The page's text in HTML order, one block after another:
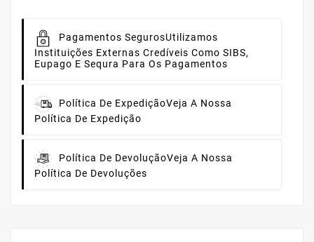
Pagamentos SegurosUtilizamos
Instituições Externas Credíveis Como SIBS,
Eupago E Sequra Para Os Pagamentos
Política De ExpediçãoVeja A Nossa
Política De Expedição
Política De DevoluçãoVeja A Nossa
Política De Devoluções